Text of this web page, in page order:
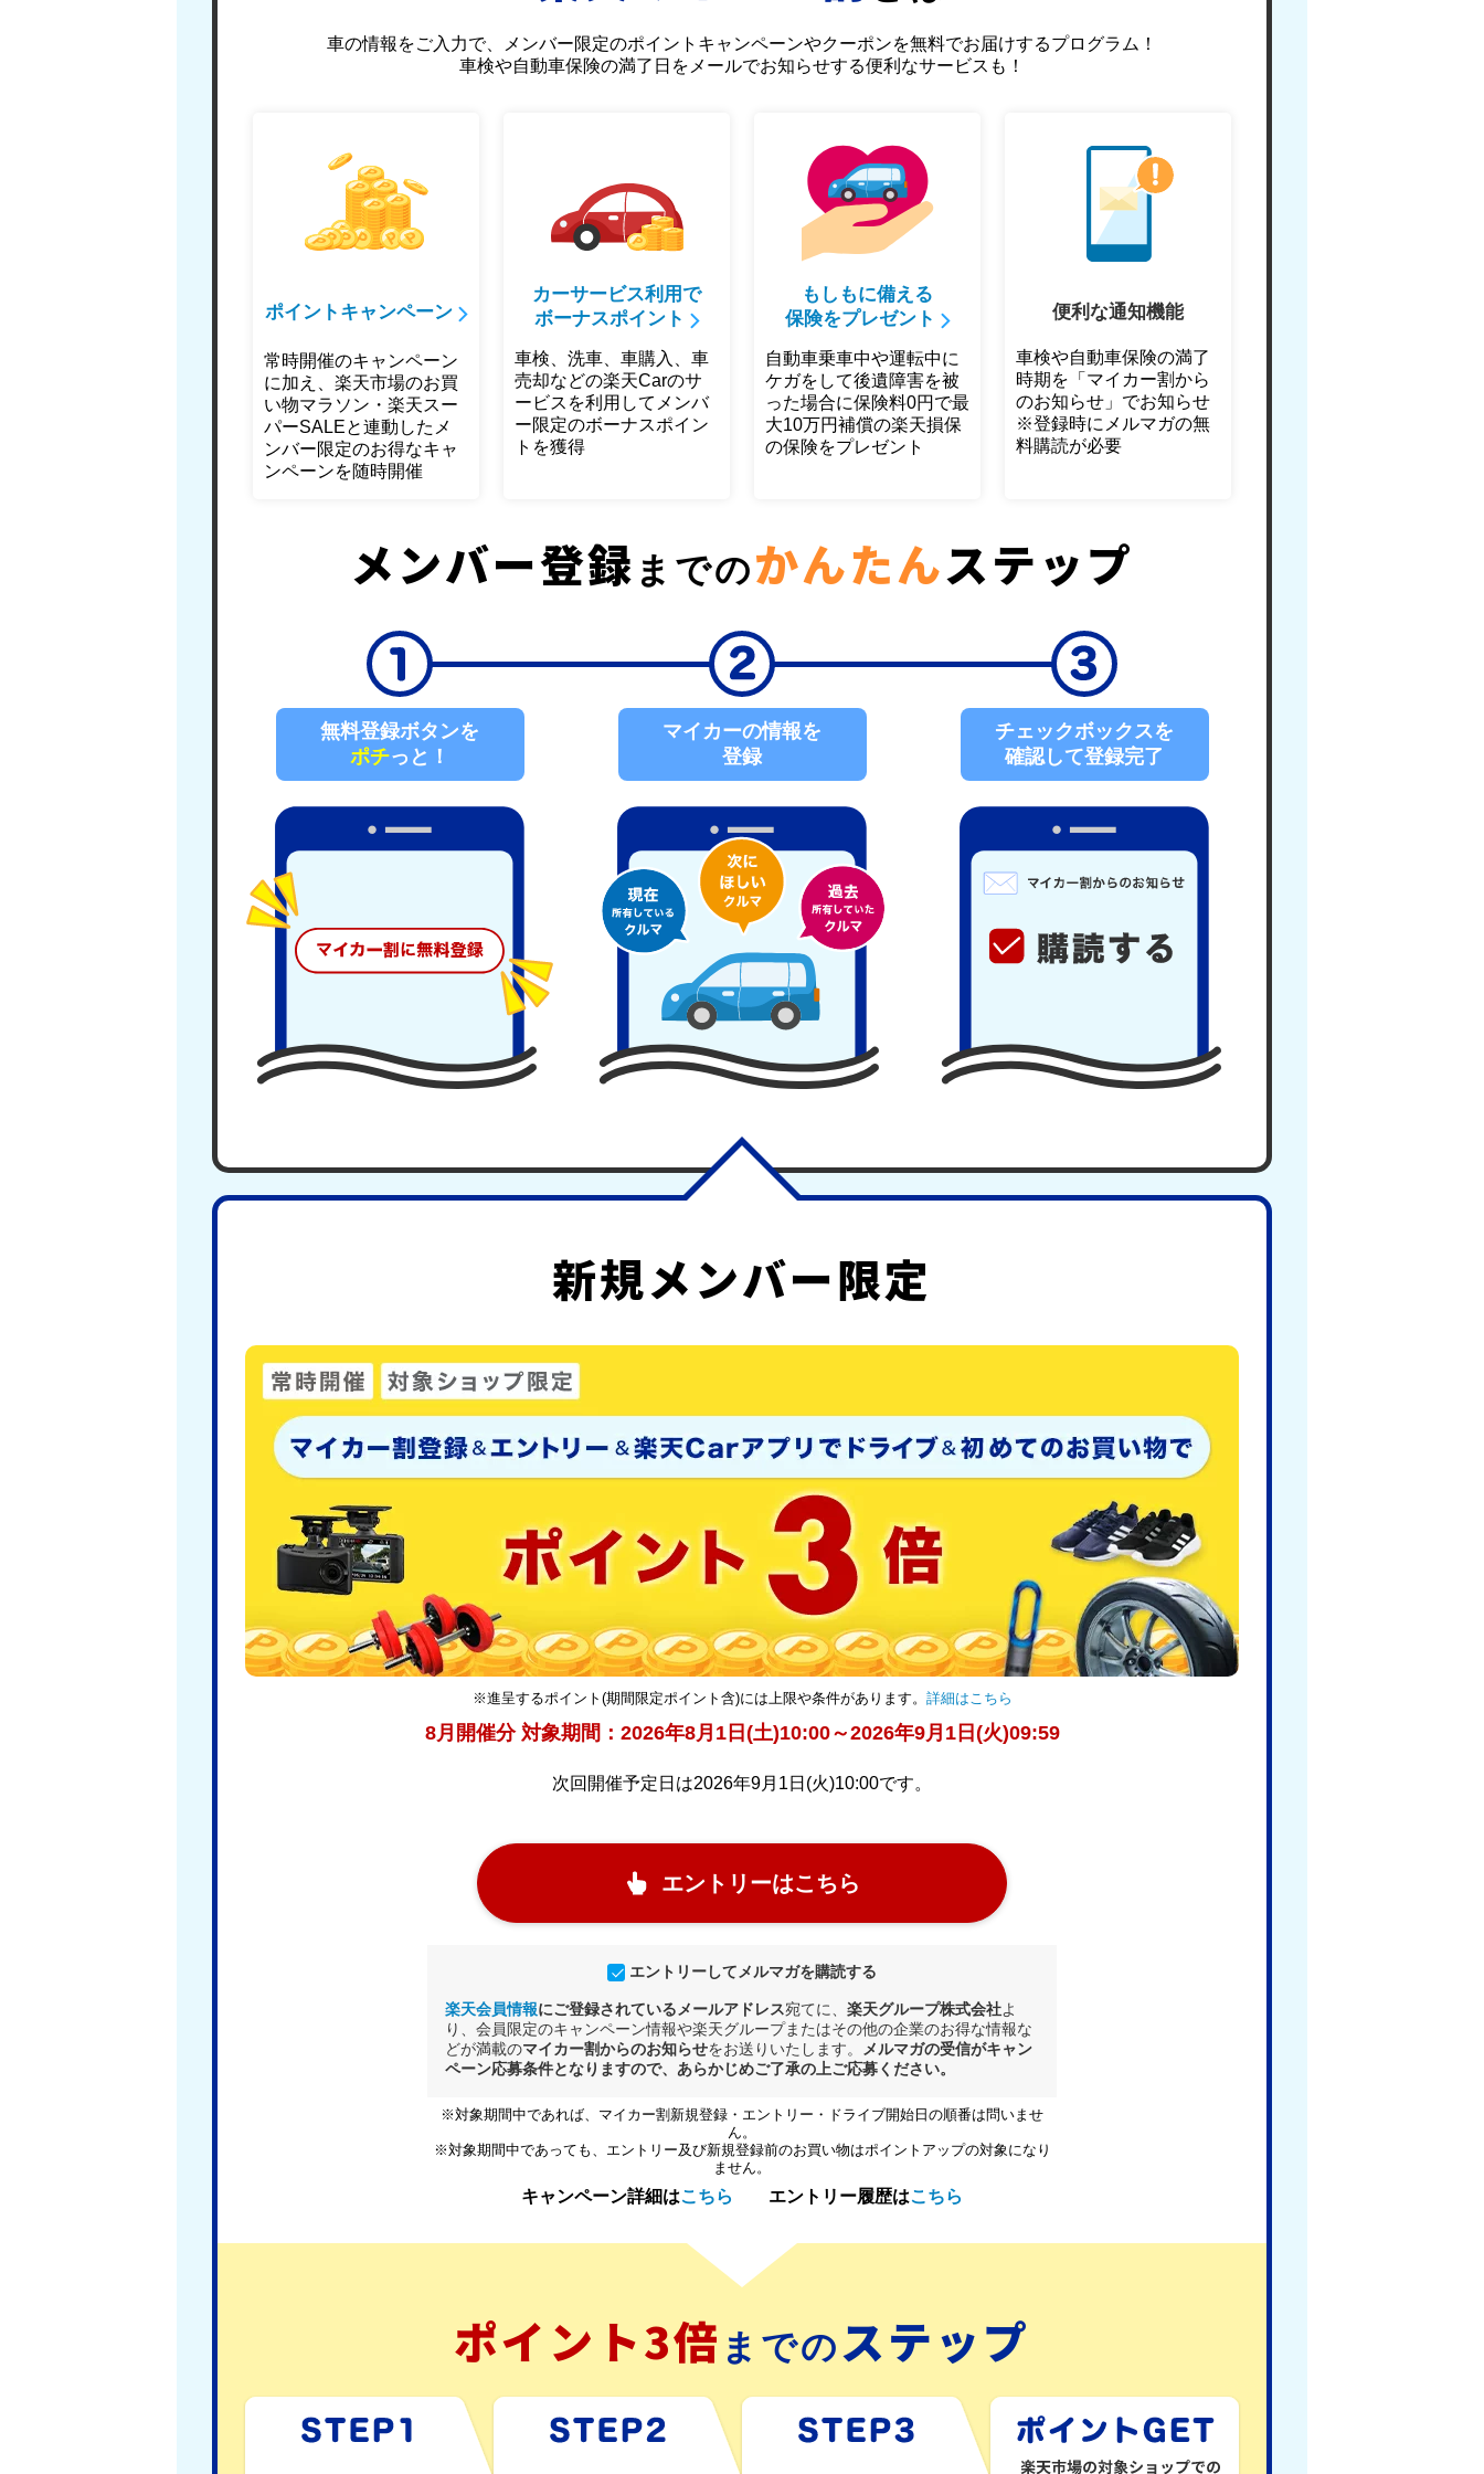
車の情報をご入力で、メンバー限定のポイントキャンペーンやクーポンを無料でお届けするプログラム！
車検や自動車保険の満了日をメールでお知らせする便利なサービスも！
ポイントキャンペーン
常時開催のキャンペーン
に加え、楽天市場のお買
い物マラソン・楽天スー
パーSALEと連動したメ
ンバー限定のお得なキャ
ンペーンを随時開催
カーサービス利用で
ボーナスポイント
車検、洗車、車購入、車
売却などの楽天Carのサ
ービスを利用してメンバ
ー限定のボーナスポイン
トを獲得
もしもに備える
保険をプレゼント
自動車乗車中や運転中に
ケガをして後遺障害を被
った場合に保険料0円で最
大10万円補償の楽天損保
の保険をプレゼント
便利な通知機能
車検や自動車保険の満了
時期を「マイカー割から
のお知らせ」でお知らせ
※登録時にメルマガの無
料購読が必要
メンバー登録 までのかんたんステップ
無料登録ボタンを
ポチっと！
マイカーの情報を
登録
チェックボックスを
確認して登録完了
新規メンバー限定
※進呈するポイント(期間限定ポイント含)には上限や条件があります。 詳細はこちら
8月開催分 対象期間：2026年8月1日(土)10:00～2026年9月1日(火)09:59
次回開催予定日は2026年9月1日(火)10:00です。
エントリーはこちら
エントリーしてメルマガを購読する
楽天会員情報にご登録されているメールアドレス宛てに、 楽天グループ株式会社よ
り、会員限定のキャンペーン情報や楽天グループまたはその他の企業のお得な情報な
どが満載のマイカー割からのお知らせをお送りいたします。 メルマガの受信がキャン
ペーン応募条件となりますので、あらかじめご了承の上ご応募ください。
※対象期間中であれば、マイカー割新規登録・エントリー・ドライブ開始日の順番は問いませ
ん。
※対象期間中であっても、エントリー及び新規登録前のお買い物はポイントアップの対象になり
ません。
キャンペーン詳細はこちら エントリー履歴はこちら
ポイント3倍 までのステップ